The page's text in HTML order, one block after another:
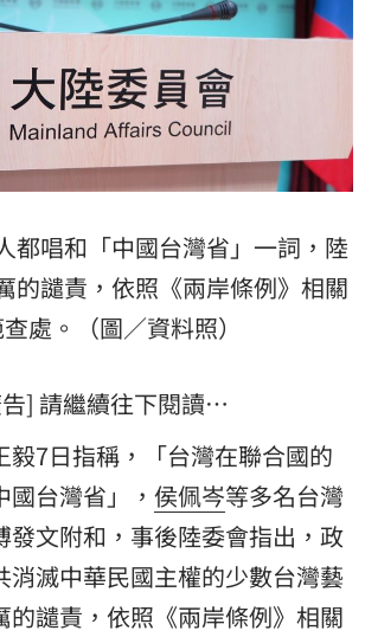
唱和「中國台灣省」一詞， 陸
的譴責，依照《兩岸條例》相關
處。（圖／資料照）
] 請繼續往下閱讀…
毅7日指稱，「台灣在聯合國的
台灣省」， 侯佩岑等多名台灣
發文附和，事後陸委會指出，政
消滅中華民國主權的少數台灣藝
的譴責，依照《兩岸條例》相關